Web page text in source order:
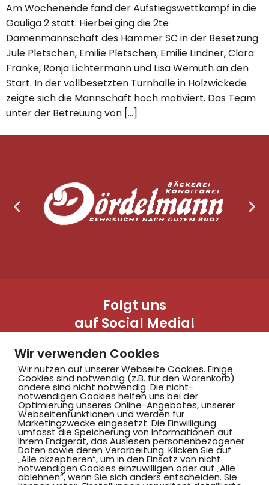
Am Wochenende fand der Aufstiegswettkampf in die
Gauliga 2 statt. Hierbei ging die 2te
Damenmannschaft des Hammer SC in der Besetzung
Jule Pletschen, Emilie Pletschen, Emilie Lindner, Clara
Franke, Ronja Lichtermann und Lisa Wemuth an den
Start. In der vollbesetzten Turnhalle in Holzwickede
zeigte sich die Mannschaft hoch motiviert. Das Team
unter der Betreuung von […]
Folgt uns
auf Social Media!
Hammer SportClub 2008
Am Südbad 9,
59069 Hamm
Wir verwenden Cookies
Wir nutzen auf unserer Webseite Cookies. Einige
Cookies sind notwendig (z.B. für den Warenkorb)
andere sind nicht notwendig. Die nicht-
notwendigen Cookies helfen uns bei der
Optimierung unseres Online-Angebotes, unserer
Webseitenfunktionen und werden für
Marketingzwecke eingesetzt. Die Einwilligung
umfasst die Speicherung von Informationen auf
Ihrem Endgerät, das Auslesen personenbezogener
Daten sowie deren Verarbeitung. Klicken Sie auf
„Alle akzeptieren“, um in den Einsatz von nicht
notwendigen Cookies einzuwilligen oder auf „Alle
ablehnen“, wenn Sie sich anders entscheiden. Sie